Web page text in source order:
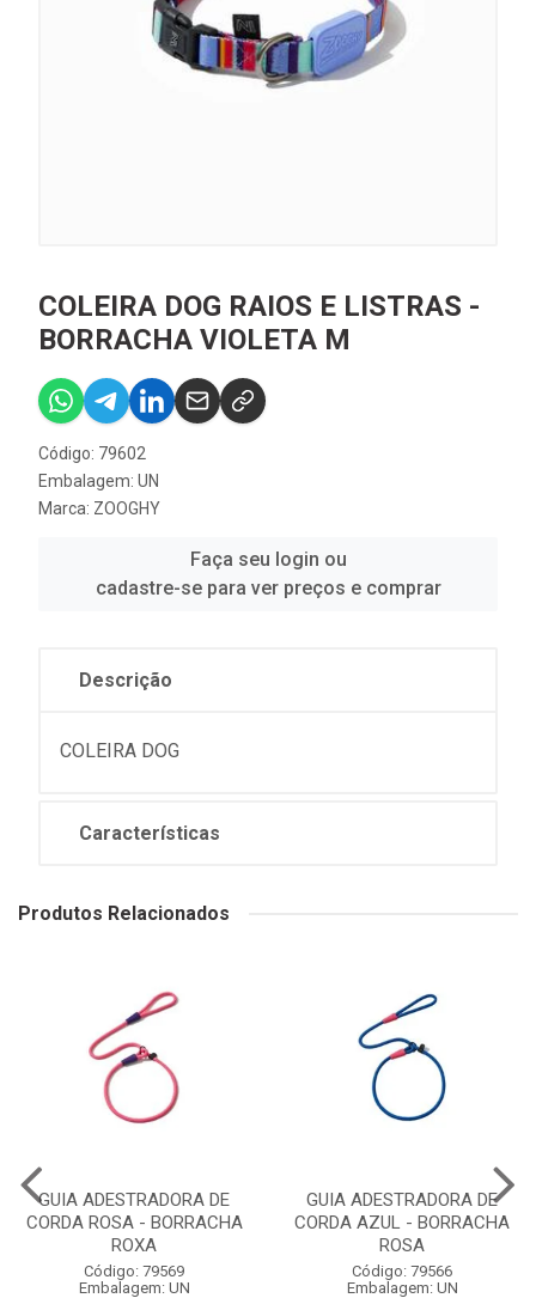
COLEIRA DOG RAIOS E LISTRAS -
BORRACHA VIOLETA M
Código: 79602
Embalagem: UN
Marca: ZOOGHY
Faça seu login ou
cadastre-se para ver preços e comprar
Descrição
COLEIRA DOG
Características
Produtos Relacionados
GUIA ADESTRADORA DE
CORDA ROSA - BORRACHA
ROXA
Código: 79569
Embalagem: UN
GUIA ADESTRADORA DE
CORDA AZUL - BORRACHA
ROSA
Código: 79566
Embalagem: UN